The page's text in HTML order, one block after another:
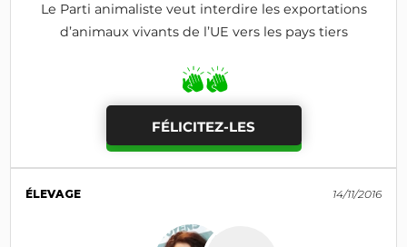
Le Parti animaliste veut interdire les exportations
d’animaux vivants de l’UE vers les pays tiers
FÉLICITEZ-LES
ÉLEVAGE 14/11/2016